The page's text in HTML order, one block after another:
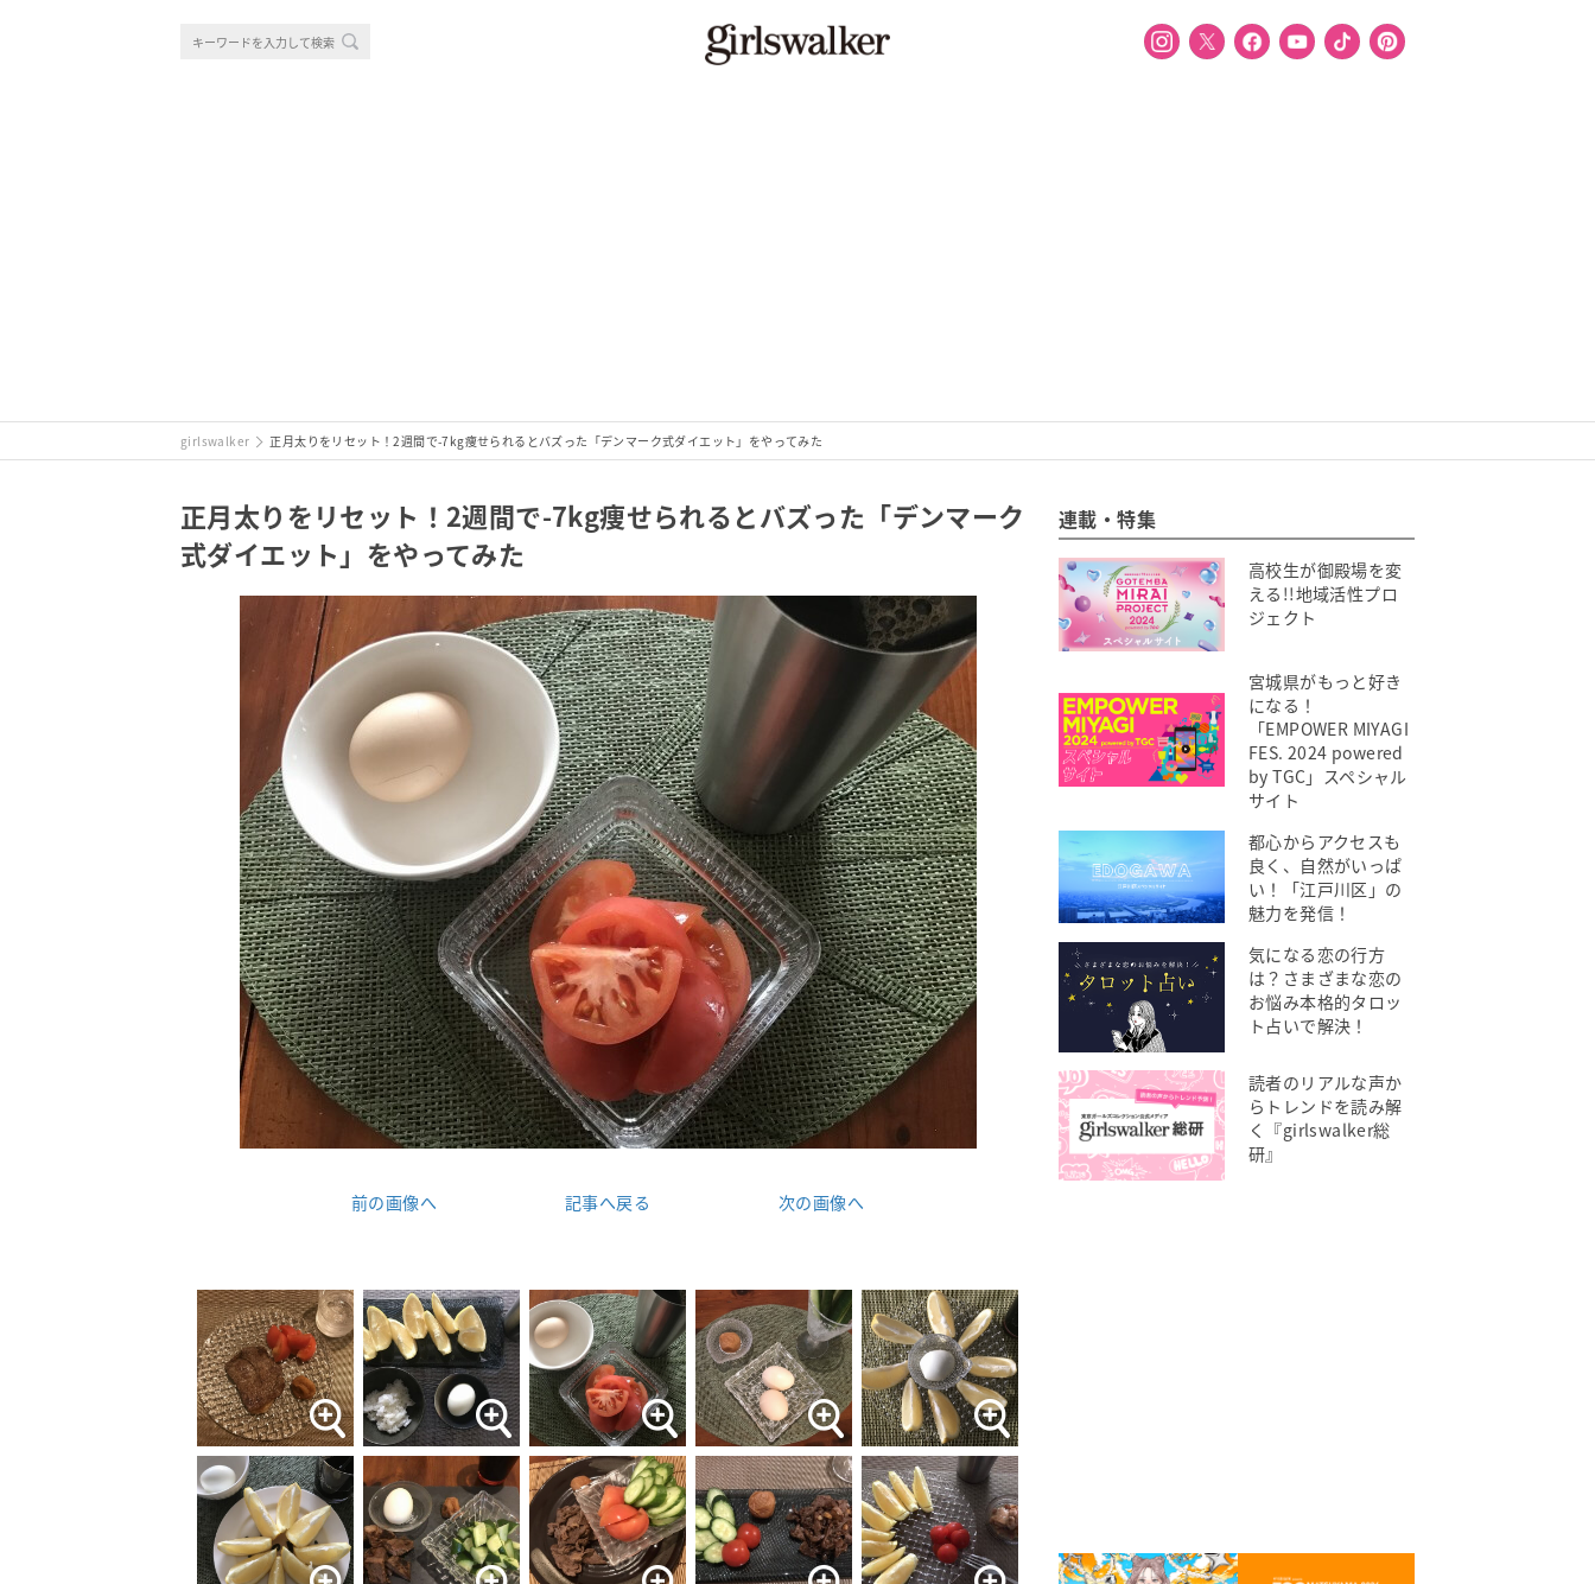
girlswalker 正月太りをリセット！2週間で-7kg痩せられるとバズった「デンマーク式ダイエット」をやってみた
正月太りをリセット！2週間で-7kg痩せられるとバズった「デンマーク
式ダイエット」をやってみた
前の画像へ 記事へ戻る 次の画像へ
連載・特集
高校生が御殿場を変
える!!地域活性プロ
ジェクト
宮城県がもっと好き
になる！
「EMPOWER MIYAGI
FES. 2024 powered
by TGC」スペシャル
サイト
都心からアクセスも
良く、自然がいっぱ
い！「江戸川区」の
魅力を発信！
気になる恋の行方
は？さまざまな恋の
お悩み本格的タロッ
ト占いで解決！
読者のリアルな声か
らトレンドを読み解
く『girlswalker総
研』